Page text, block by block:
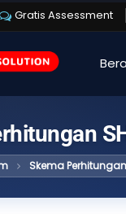
Gratis Assessment
Skema